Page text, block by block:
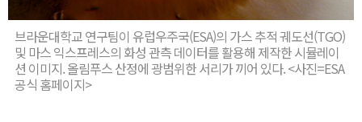
브라운대학교 연구팀이 유럽우주국(ESA)의 가스 추적 궤도선(TGO)
및 마스 익스프레스의 화성 관측 데이터를 활용해 제작한 시뮬레이
션 이미지. 올림푸스 산정에 광범위한 서리가 끼어 있다. <사진=ESA
공식 홈페이지>